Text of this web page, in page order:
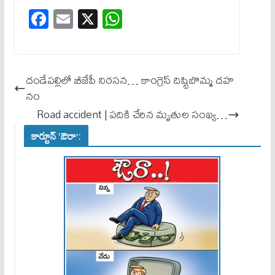
Fa
ce
ok
E
m
X W
ha
A
pp
దండేపల్లిలో బీజేపీ నిరసన… కాంగ్రెస్ దిష్టిబొమ్మ దహ
నం
Road accident | పదికి చేరిన మృతుల సంఖ్య…
కార్టూన్ ‘ఔరా’: